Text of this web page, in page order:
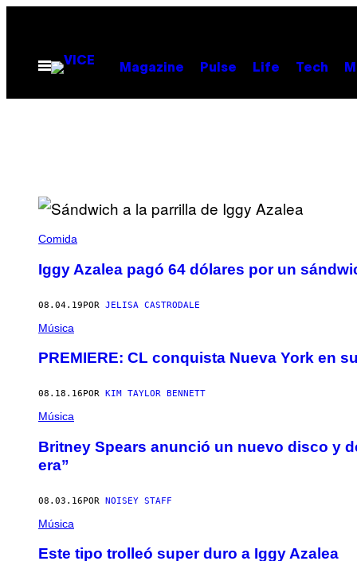
contenido
Abrir
Menú
Magazine Pulse Life Tech
Comida
Iggy Azalea pagó 64 dólares por un
08.04.19POR JELISA CASTRODALE
Música
PREMIERE: CL conquista Nueva York en
08.18.16 POR KIM TAYLOR BENNETT
Música
Britney Spears anunció un nuevo disco y
era”
08.03.16POR NOISEY STAFF
Música
Este tipo trolleó super duro a Iggy Azalea